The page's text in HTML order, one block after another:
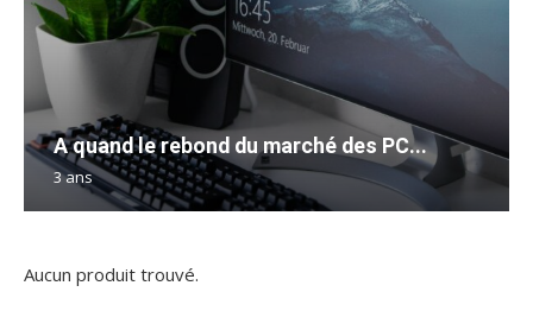
A quand le rebond du marché des PC...
3 ans
Aucun produit trouvé.